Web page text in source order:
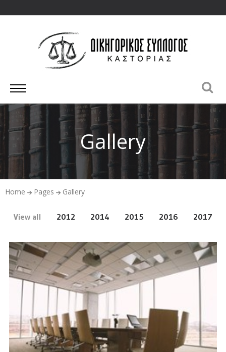
Gallery
Home Pages Gallery
View all 2012 2014 2015 2016 2017